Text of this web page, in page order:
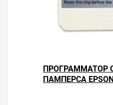
ПРОГРАММАТОР
ПАМПЕРСА EPSON